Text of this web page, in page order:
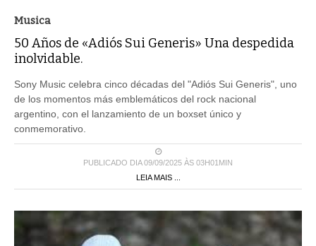
Musica
50 Años de «Adiós Sui Generis» Una despedida
inolvidable.
Sony Music celebra cinco décadas del "Adiós Sui Generis", uno
de los momentos más emblemáticos del rock nacional
argentino, con el lanzamiento de un boxset único y
conmemorativo.
PUBLICADO DIA 09/09/2025 ÀS 03H01MIN
LEIA MAIS ...